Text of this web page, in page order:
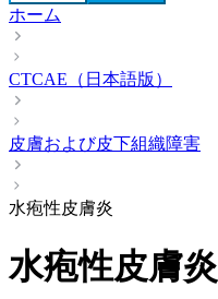
ホーム
CTCAE（日本語版）
皮膚および皮下組織障害
水疱性皮膚炎
水疱性皮膚炎